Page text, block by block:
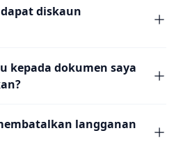
diskaun
kepada dokumen saya
langganan